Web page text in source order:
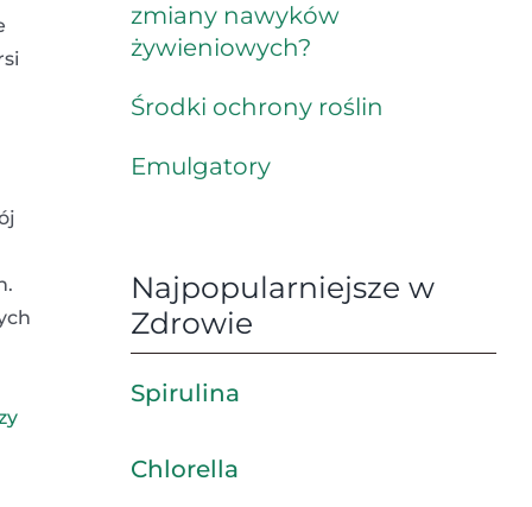
zmiany nawyków
żywieniowych?
Środki ochrony roślin
Emulgatory
Najpopularniejsze w
Zdrowie
Spirulina
Chlorella